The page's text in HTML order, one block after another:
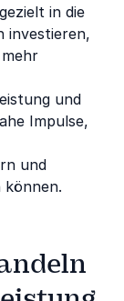
in die
investieren,
und
Impulse,
und
können.